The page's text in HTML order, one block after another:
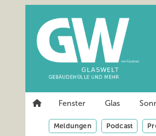
Fenster Glas
Meldungen Podcast